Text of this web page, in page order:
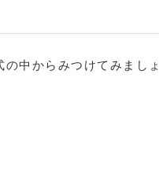
中からみつけてみましょ